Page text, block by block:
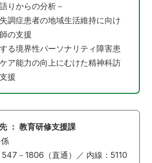
りからの分析－
調症患者の地域生活維持に向け
の支援
る境界性パーソナリティ障害患
ア能力の向上にむけた精神科訪
援
： 教育研修支援課
－1806（直通）／ 内線：5110